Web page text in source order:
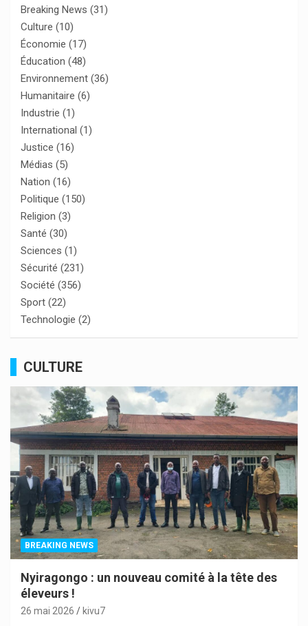
Breaking News (31)
Culture (10)
Économie (17)
Éducation (48)
Environnement (36)
Humanitaire (6)
Industrie (1)
International (1)
Justice (16)
Médias (5)
Nation (16)
Politique (150)
Religion (3)
Santé (30)
Sciences (1)
Sécurité (231)
Société (356)
Sport (22)
Technologie (2)
CULTURE
BREAKING NEWS
Nyiragongo : un nouveau comité à la tête des
éleveurs !
26 mai 2026 kivu7